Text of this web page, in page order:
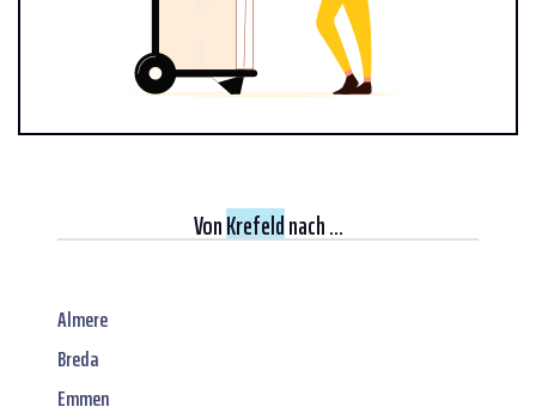
VonKrefeldnach ...
Almere
Breda
Emmen